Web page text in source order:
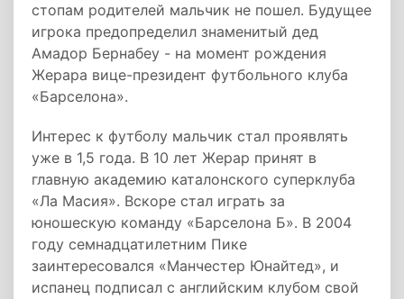
стопам родителей мальчик не пошел. Будущее
игрока предопределил знаменитый дед
Амадор Бернабеу - на момент рождения
Жерара вице-президент футбольного клуба
«Барселона».
Интерес к футболу мальчик стал проявлять
уже в 1,5 года. В 10 лет Жерар принят в
главную академию каталонского суперклуба
«Ла Масия». Вскоре стал играть за
юношескую команду «Барселона Б». В 2004
году семнадцатилетним Пике
заинтересовался «Манчестер Юнайтед», и
испанец подписал с английским клубом свой